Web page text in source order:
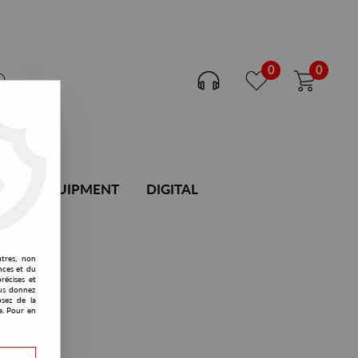
0 0
DJ EQUIPMENT DIGITAL
non
et du
et
donnez
de la
Pour en